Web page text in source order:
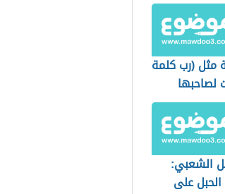
مثل (رب كلمة
لصاحبها
الشعبي:
على